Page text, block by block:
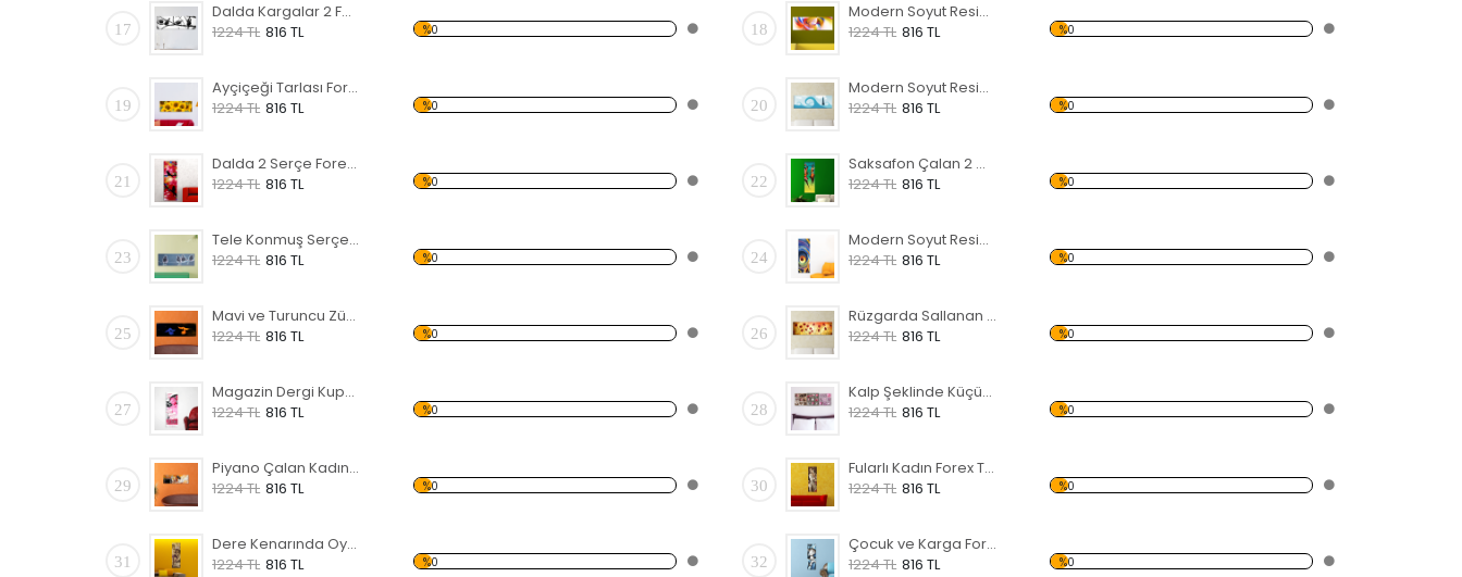
17
Dalda Kargalar 2 Forex Tablo
1224 TL 816 TL %0 18
Modern Soyut Resim 5 Forex Tablo
1224 TL 816 TL %0
19
Ayçiçeği Tarlası Forex Tablo
1224 TL 816 TL %0 20
Modern Soyut Resim Deniz Feneri Forex Tablo
1224 TL 816 TL %0
21
Dalda 2 Serçe Forex Tablo
1224 TL 816 TL %0 22
Saksafon Çalan 2 Müzisyen Forex Tablo
1224 TL 816 TL %0
23
Tele Konmuş Serçeler Forex Tablo
1224 TL 816 TL %0 24
Modern Soyut Resim 4 Forex Tablo
1224 TL 816 TL %0
25
Mavi ve Turuncu Zümrüdü Anka Forex Tablo
1224 TL 816 TL %0 26
Rüzgarda Sallanan Gelincikler Forex Tablo
1224 TL 816 TL %0
27
Magazin Dergi Kupürü Forex Tablo
1224 TL 816 TL %0 28
Kalp Şeklinde Küçük Resimler Forex Tablo
1224 TL 816 TL %0
29
Piyano Çalan Kadın Forex Tablo
1224 TL 816 TL %0 30
Fularlı Kadın Forex Tablo
1224 TL 816 TL %0
31
Dere Kenarında Oynayan Çocuklar Forex Tablo
1224 TL 816 TL %0 32
Çocuk ve Karga Forex Tablo
1224 TL 816 TL %0